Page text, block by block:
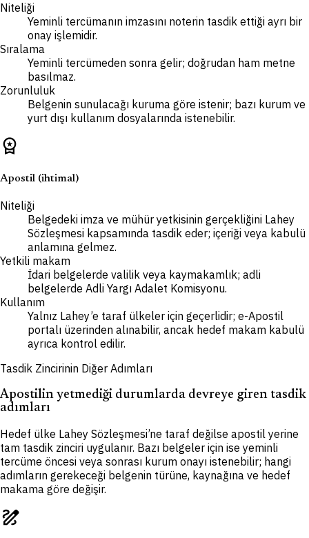
Niteliği
Yeminli tercümanın imzasını noterin tasdik ettiği ayrı bir
onay işlemidir.
Sıralama
Yeminli tercümeden sonra gelir; doğrudan ham metne
basılmaz.
Zorunluluk
Belgenin sunulacağı kuruma göre istenir; bazı kurum ve
yurt dışı kullanım dosyalarında istenebilir.
workspace_premium
Apostil (ihtimal)
Niteliği
Belgedeki imza ve mühür yetkisinin gerçekliğini Lahey
Sözleşmesi kapsamında tasdik eder; içeriği veya kabulü
anlamına gelmez.
Yetkili makam
İdari belgelerde valilik veya kaymakamlık; adli
belgelerde Adli Yargı Adalet Komisyonu.
Kullanım
Yalnız Lahey’e taraf ülkeler için geçerlidir; e-Apostil
portalı üzerinden alınabilir, ancak hedef makam kabulü
ayrıca kontrol edilir.
Tasdik Zincirinin Diğer Adımları
Apostilin yetmediği durumlarda devreye giren tasdik
adımları
Hedef ülke Lahey Sözleşmesi’ne taraf değilse apostil yerine
tam tasdik zinciri uygulanır. Bazı belgeler için ise yeminli
tercüme öncesi veya sonrası kurum onayı istenebilir; hangi
adımların gerekeceği belgenin türüne, kaynağına ve hedef
makama göre değişir.
draw